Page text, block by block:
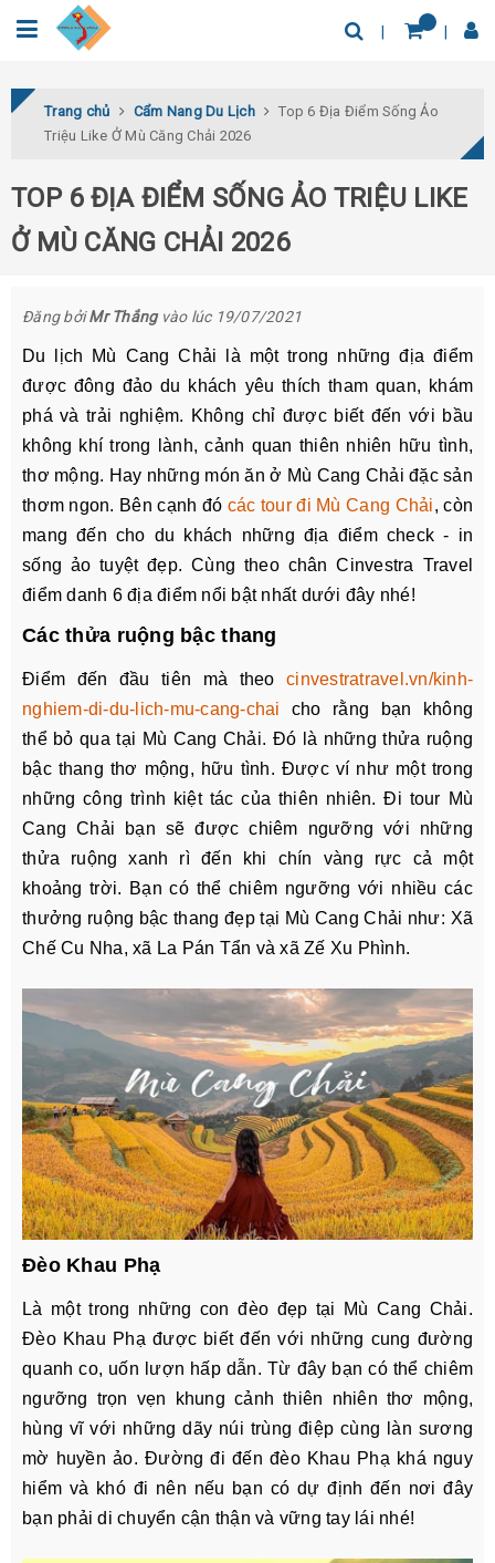
0932.04.03.78 Tìm thêm địa điểm
Trang chủ Cẩm Nang Du Lịch
Top 6 Địa Điểm Sống Ảo
Triệu Like Ở Mù Căng Chải 2026
TOP 6 ĐỊA ĐIỂM SỐNG ẢO TRIỆU LIKE
Ở MÙ CĂNG CHẢI 2026
Đăng bởiMr Thắngvào lúc 19/07/2021
Du lịch Mù Cang Chải là một trong những địa điểm
được đông đảo du khách yêu thích tham quan, khám
phá và trải nghiệm. Không chỉ được biết đến với bầu
không khí trong lành, cảnh quan thiên nhiên hữu tình,
thơ mộng. Hay những món ăn ở Mù Cang Chải đặc sản
thơm ngon. Bên cạnh đó các tour đi Mù Cang Chải, còn
mang đến cho du khách những địa điểm check - in
sống ảo tuyệt đẹp. Cùng theo chân Cinvestra Travel
điểm danh 6 địa điểm nổi bật nhất dưới đây nhé!
Các thửa ruộng bậc thang
Điểm đến đầu tiên mà theo cinvestratravel.vn/kinh-
nghiem-di-du-lich-mu-cang-chai cho rằng bạn không
thể bỏ qua tại Mù Cang Chải. Đó là những thửa ruộng
bậc thang thơ mộng, hữu tình. Được ví như một trong
những công trình kiệt tác của thiên nhiên. Đi tour Mù
Cang Chải bạn sẽ được chiêm ngưỡng với những
thửa ruộng xanh rì đến khi chín vàng rực cả một
khoảng trời. Bạn có thể chiêm ngưỡng với nhiều các
thưởng ruộng bậc thang đẹp tại Mù Cang Chải như: Xã
Chế Cu Nha, xã La Pán Tẩn và xã Zế Xu Phình.
Đèo Khau Phạ
Là một trong những con đèo đẹp tại Mù Cang Chải.
Đèo Khau Phạ được biết đến với những cung đường
quanh co, uốn lượn hấp dẫn. Từ đây bạn có thể chiêm
ngưỡng trọn vẹn khung cảnh thiên nhiên thơ mộng,
hùng vĩ với những dãy núi trùng điệp cùng làn sương
mờ huyền ảo. Đường đi đến đèo Khau Phạ khá nguy
hiểm và khó đi nên nếu bạn có dự định đến nơi đây
bạn phải di chuyển cận thận và vững tay lái nhé!